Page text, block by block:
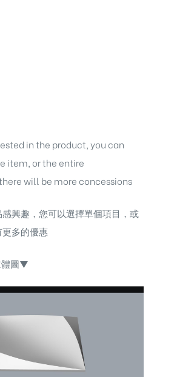
in the product, you can
item, or the entire
will be more concessions
興趣，您可以選擇單個項目，或
多的優惠
體圖▼